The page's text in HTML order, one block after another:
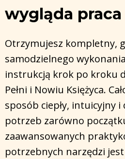
wygląda praca
Otrzymujesz kompletny,
samodzielnego
instrukcją krok po kroku
Pełni i Nowiu Księżyca.
sposób ciepły, intuicyjny
potrzeb zarówno
zaawansowanych
potrzebnych narzędzi